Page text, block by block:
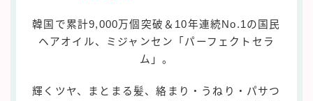
韓国で累計9,000万個突破＆10年連続No.1の国民
ヘアオイル、ミジャンセン「パーフェクトセラ
ム」。
輝くツヤ、まとまる髪、絡まり・うねり・パサつ